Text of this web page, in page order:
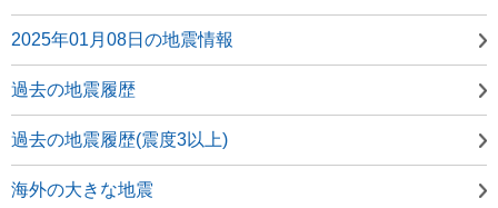
2025年01月08日の地震情報
過去の地震履歴
過去の地震履歴(震度3以上)
海外の大きな地震